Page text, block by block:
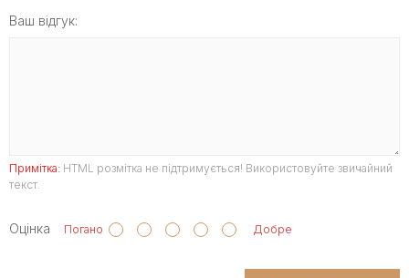
Ваш відгук:
Примітка: HTML розмітка не підтримується! Використовуйте звичайний
текст.
Оцінка Погано Добре